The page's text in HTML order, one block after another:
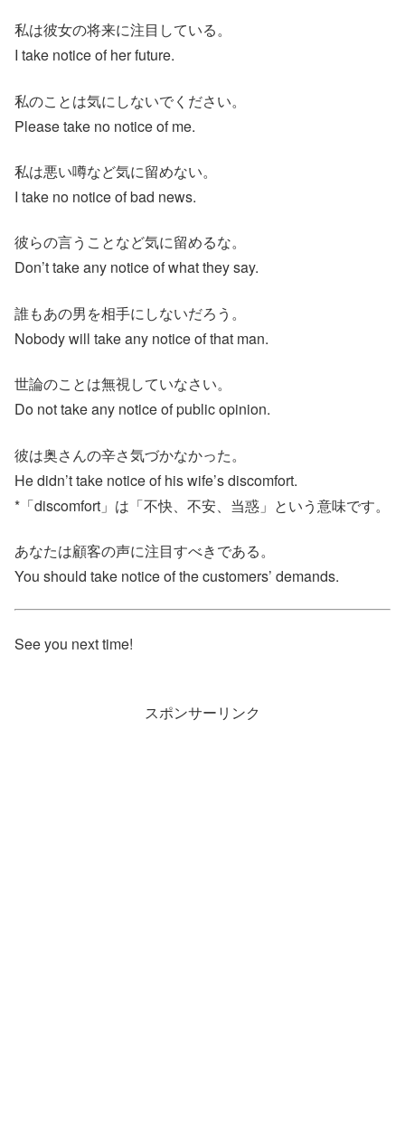
私は彼女の将来に注目している。
I take notice of her future.
私のことは気にしないでください。
Please take no notice of me.
私は悪い噂など気に留めない。
I take no notice of bad news.
彼らの言うことなど気に留めるな。
Don’t take any notice of what they say.
誰もあの男を相手にしないだろう。
Nobody will take any notice of that man.
世論のことは無視していなさい。
Do not take any notice of public opinion.
彼は奥さんの辛さ気づかなかった。
He didn’t take notice of his wife’s discomfort.
*「discomfort」は「不快、不安、当惑」という意味です。
あなたは顧客の声に注目すべきである。
You should take notice of the customers’ demands.
See you next time!
スポンサーリンク